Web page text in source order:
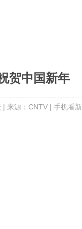
贺中国新年
| 来源：CNTV | 手机看